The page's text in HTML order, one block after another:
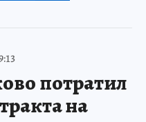
потратил
на